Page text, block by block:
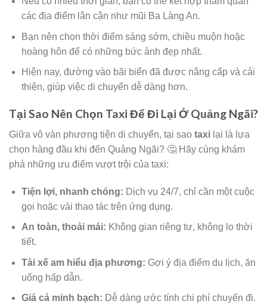
các địa điểm lân cận như mũi Ba Làng An.
Bạn nên chọn thời điểm sáng sớm, chiều muộn hoặc
hoàng hôn để có những bức ảnh đẹp nhất.
Hiện nay, đường vào bãi biển đã được nâng cấp và cải
thiện, giúp việc di chuyển dễ dàng hơn.
Tại Sao Nên Chọn Taxi Để Đi Lại Ở Quảng Ngãi?
Giữa vô vàn phương tiện di chuyển, tại sao taxi lại là lựa
chọn hàng đầu khi đến Quảng Ngãi? 🤔 Hãy cùng khám
phá những ưu điểm vượt trội của taxi:
Tiện lợi, nhanh chóng: Dịch vụ 24/7, chỉ cần một cuộc
gọi hoặc vài thao tác trên ứng dụng.
An toàn, thoải mái: Không gian riêng tư, không lo thời
tiết.
Tài xế am hiểu địa phương: Gợi ý địa điểm du lịch, ăn
uống hấp dẫn.
Giá cả minh bạch: Dễ dàng ước tính chi phí chuyến đi.